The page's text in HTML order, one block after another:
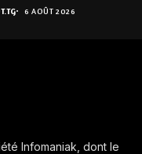
6 AOÛT 2026
Infomaniak, dont le